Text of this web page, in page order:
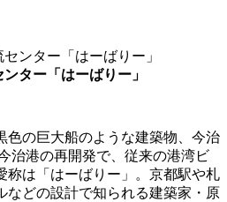
ンター 「はーばりー」
色の巨大船のような建築物、今治
治港の再開発で、従来の港湾ビ
称は「はーばりー」。京都駅や札
などの設計で知られる建築家・原